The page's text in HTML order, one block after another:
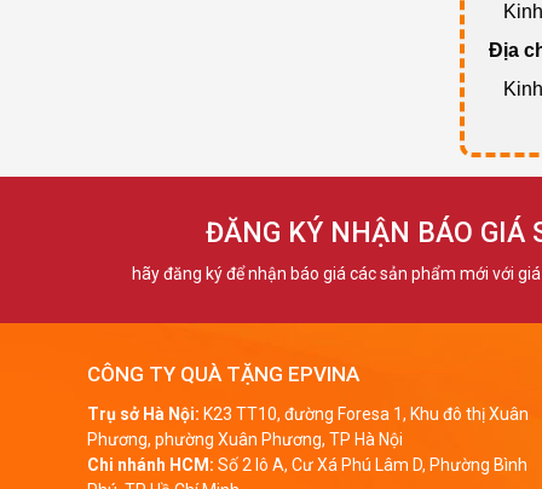
Trong
Địa
ĐĂNG KÝ NHẬN BÁO GIÁ
hãy đăng ký để nhận báo giá các sản phẩm mới với
CÔNG TY QUÀ TẶNG EPVINA
Trụ sở Hà Nội: K23 TT10, đường Foresa 1, Khu đô thị Xuân
Phương, phường Xuân Phương, TP Hà Nội
Chi nhánh HCM: Số 2 lô A, Cư Xá Phú Lâm D, Phường Bình